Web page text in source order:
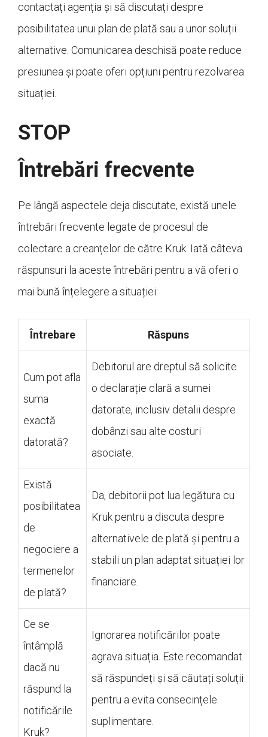
contactați agenția și să discutați despre
posibilitatea unui plan de plată sau a unor soluții
alternative. Comunicarea deschisă poate reduce
presiunea și poate oferi opțiuni pentru rezolvarea
situației.
STOP
Întrebări frecvente
Pe lângă aspectele deja discutate, există unele
întrebări frecvente legate de procesul de
colectare a creanțelor de către Kruk. Iată câteva
răspunsuri la aceste întrebări pentru a vă oferi o
mai bună înțelegere a situației:
Întrebare Răspuns
Cum pot afla
suma
exactă
datorată?
Debitorul are dreptul să solicite
o declarație clară a sumei
datorate, inclusiv detalii despre
dobânzi sau alte costuri
asociate.
Există
posibilitatea
de
negociere a
termenelor
de plată?
Da, debitorii pot lua legătura cu
Kruk pentru a discuta despre
alternativele de plată și pentru a
stabili un plan adaptat situației lor
financiare.
Ce se
întâmplă
dacă nu
răspund la
notificările
Kruk?
Ignorarea notificărilor poate
agrava situația. Este recomandat
să răspundeți și să căutați soluții
pentru a evita consecințele
suplimentare.